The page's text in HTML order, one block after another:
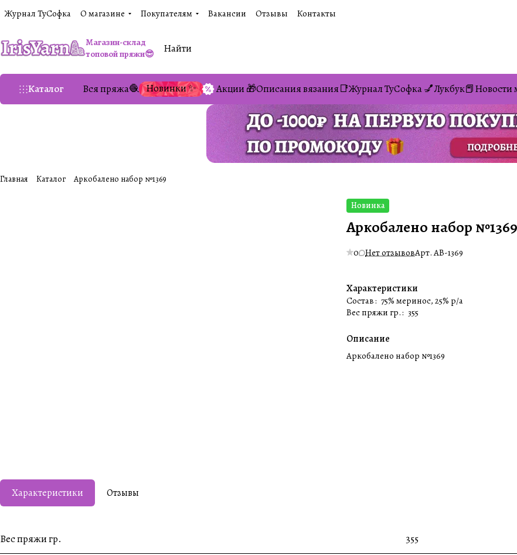
Журнал ТуСофка О магазине Покупателям Вакансии Отзывы Контакты
Магазин-склад
топовой пряжи😎
Каталог Вся пряжа🧶 Новинки ✨ Акции 🎁Описания вязания📑Журнал ТуСофка 💅Лукбук📕Новости
Главная Каталог Аркобалено набор №1369
Новинка
Аркобалено набор №1369
0 Нет отзывовАрт.AB-1369
Характеристики
Состав: 75% меринос, 25% p/a
Вес пряжи гр.: 355
Описание
Аркобалено набор №1369
Характеристики Отзывы
Вес пряжи гр. 355